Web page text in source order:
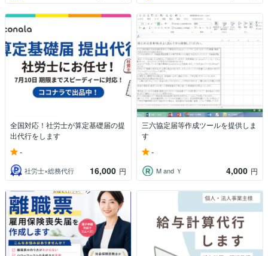
全国対応！社労士が算定基礎届の提
出代行をします
-
社労士×総務代行 16,000 円
三六協定届等作成ツールを提供しま
す
-
M and Ｙ 4,000 円